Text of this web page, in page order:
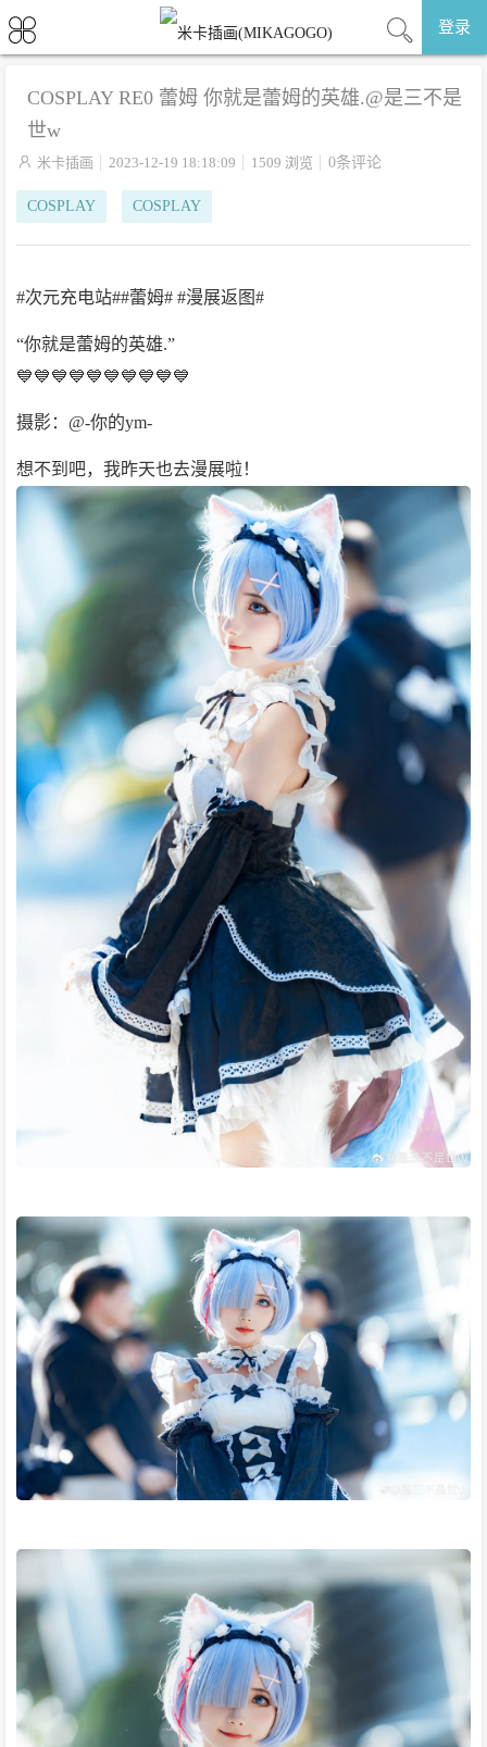
登录
COSPLAY RE0 蕾姆 你就是蕾姆的英雄.@是三不是
世w
 米卡插画 2023-12-19 18:18:09 1509 浏览 0条评论
COSPLAY COSPLAY
#次元充电站##蕾姆# #漫展返图#
“你就是蕾姆的英雄.”
💙💙💙💙💙💙💙💙💙💙
摄影：@-你的ym-
想不到吧，我昨天也去漫展啦！